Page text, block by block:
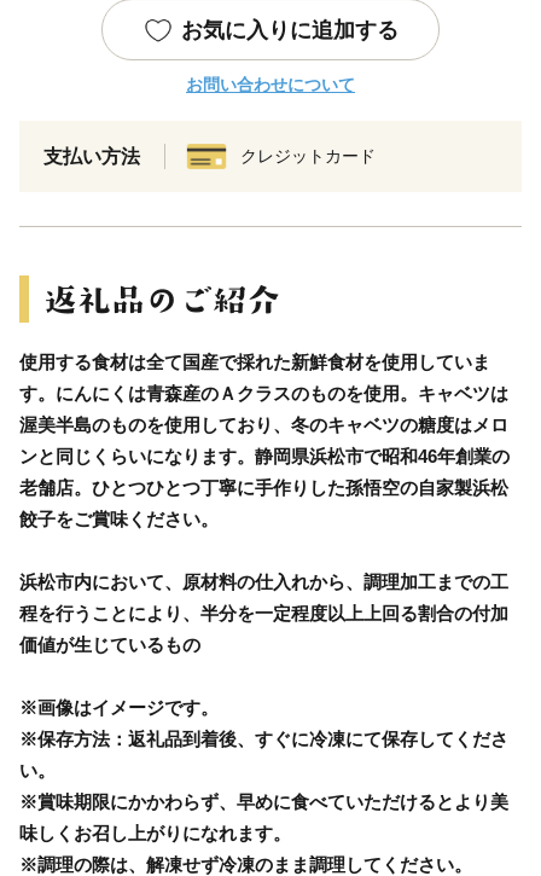
お気に入りに追加する
お問い合わせについて
支払い方法 クレジットカード
使用する食材は全て国産で採れた新鮮食材を使用していま
す。にんにくは青森産のＡクラスのものを使用。キャベツは
渥美半島のものを使用しており、冬のキャベツの糖度はメロ
ンと同じくらいになります。静岡県浜松市で昭和46年創業の
老舗店。ひとつひとつ丁寧に手作りした孫悟空の自家製浜松
餃子をご賞味ください。
浜松市内において、原材料の仕入れから、調理加工までの工
程を行うことにより、半分を一定程度以上上回る割合の付加
価値が生じているもの
※画像はイメージです。
※保存方法：返礼品到着後、すぐに冷凍にて保存してくださ
い。
※賞味期限にかかわらず、早めに食べていただけるとより美
味しくお召し上がりになれます。
※調理の際は、解凍せず冷凍のまま調理してください。